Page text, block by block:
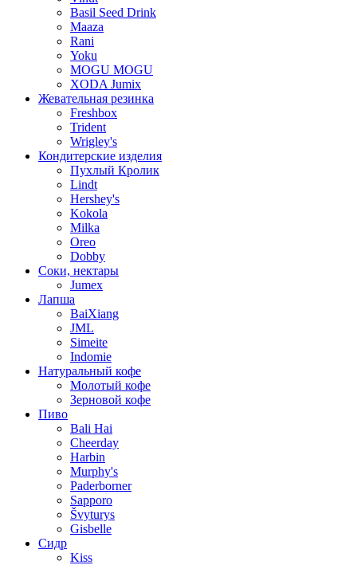
Basil Seed Drink
Maaza
Rani
Yoku
MOGU MOGU
XODA Jumix
Жевательная резинка
Freshbox
Trident
Wrigley's
Кондитерские изделия
Пухлый Кролик
Lindt
Hershey's
Kokola
Milka
Oreo
Dobby
Соки, нектары
Jumex
Лапша
BaiXiang
JML
Simeite
Indomie
Натуральный кофе
Молотый кофе
Зерновой кофе
Пиво
Bali Hai
Cheerday
Harbin
Murphy's
Paderborner
Sapporo
Švyturys
Gisbelle
Сидр
Kiss